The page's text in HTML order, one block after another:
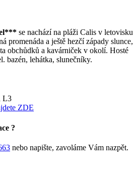
se nachází na pláži Calis v letovisku
promenáda a ještě hezčí západy slunce,
obchůdků a kavárniček v okolí. Hosté
bazén, lehátka, slunečníky.
L3
ZDE
?
nebo napište, zavoláme Vám nazpět.